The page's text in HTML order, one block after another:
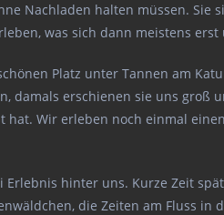
Nachladen halten müssen. Sie
was sich dann meistens erst
Platz unter Tannen am
damals erschienen sie uns groß
Wir erleben noch einmal
hinter uns. Kurze Zeit
die Zeiten am Fluss in